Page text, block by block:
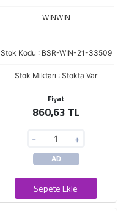
WINWIN
Stok Kodu : BSR-WIN-21-33509
Stok Miktarı : Stokta Var
Fiyat
860,63 TL
- +
AD
Sepete Ekle